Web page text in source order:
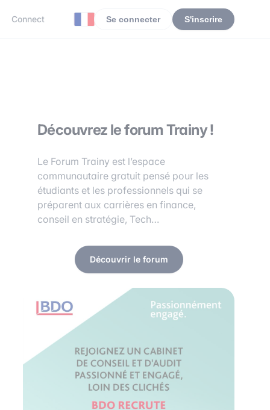
Connect Se connecter S'inscrire
Découvrez le forum Trainy !
Le Forum Trainy est l’espace
communautaire gratuit pensé pour les
étudiants et les professionnels qui se
préparent aux carrières en finance,
conseil en stratégie, Tech…
Découvrir le forum